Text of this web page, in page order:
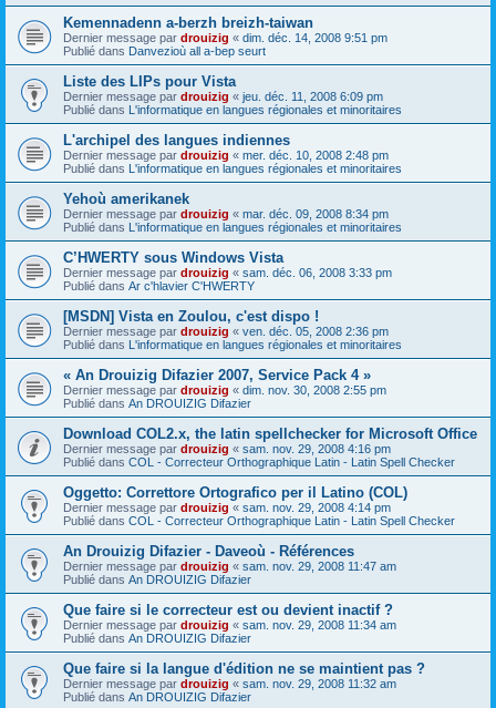
Kemennadenn a-berzh breizh-taiwan
Dernier message par drouizig « dim. déc. 14, 2008 9:51 pm
Publié dans Danvezioù all a-bep seurt
Liste des LIPs pour Vista
Dernier message par drouizig « jeu. déc. 11, 2008 6:09 pm
Publié dans L'informatique en langues régionales et minoritaires
L'archipel des langues indiennes
Dernier message par drouizig « mer. déc. 10, 2008 2:48 pm
Publié dans L'informatique en langues régionales et minoritaires
Yehoù amerikanek
Dernier message par drouizig « mar. déc. 09, 2008 8:34 pm
Publié dans L'informatique en langues régionales et minoritaires
C’HWERTY sous Windows Vista
Dernier message par drouizig « sam. déc. 06, 2008 3:33 pm
Publié dans Ar c'hlavier C'HWERTY
[MSDN] Vista en Zoulou, c'est dispo !
Dernier message par drouizig « ven. déc. 05, 2008 2:36 pm
Publié dans L'informatique en langues régionales et minoritaires
« An Drouizig Difazier 2007, Service Pack 4 »
Dernier message par drouizig « dim. nov. 30, 2008 2:55 pm
Publié dans An DROUIZIG Difazier
Download COL2.x, the latin spellchecker for Microsoft Office
Dernier message par drouizig « sam. nov. 29, 2008 4:16 pm
Publié dans COL - Correcteur Orthographique Latin - Latin Spell Checker
Oggetto: Correttore Ortografico per il Latino (COL)
Dernier message par drouizig « sam. nov. 29, 2008 4:14 pm
Publié dans COL - Correcteur Orthographique Latin - Latin Spell Checker
An Drouizig Difazier - Daveoù - Références
Dernier message par drouizig « sam. nov. 29, 2008 11:47 am
Publié dans An DROUIZIG Difazier
Que faire si le correcteur est ou devient inactif ?
Dernier message par drouizig « sam. nov. 29, 2008 11:34 am
Publié dans An DROUIZIG Difazier
Que faire si la langue d'édition ne se maintient pas ?
Dernier message par drouizig « sam. nov. 29, 2008 11:32 am
Publié dans An DROUIZIG Difazier